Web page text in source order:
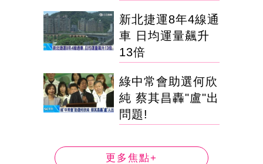
新北捷運8年4線通
車 日均運量飆升
13倍
綠中常會助選何欣
純 蔡其昌轟"盧"出
問題!
更多焦點+